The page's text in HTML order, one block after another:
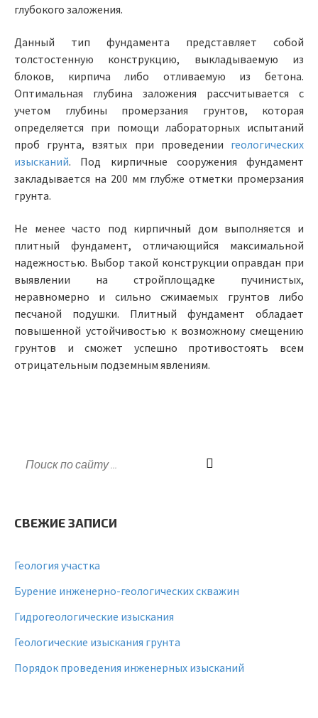
глубокого заложения.
Данный тип фундамента представляет собой
толстостенную конструкцию, выкладываемую из
блоков, кирпича либо отливаемую из бетона.
Оптимальная глубина заложения рассчитывается с
учетом глубины промерзания грунтов, которая
определяется при помощи лабораторных испытаний
проб грунта, взятых при проведении геологических
изысканий. Под кирпичные сооружения фундамент
закладывается на 200 мм глубже отметки промерзания
грунта.
Не менее часто под кирпичный дом выполняется и
плитный фундамент, отличающийся максимальной
надежностью. Выбор такой конструкции оправдан при
выявлении на стройплощадке пучинистых,
неравномерно и сильно сжимаемых грунтов либо
песчаной подушки. Плитный фундамент обладает
повышенной устойчивостью к возможному смещению
грунтов и сможет успешно противостоять всем
отрицательным подземным явлениям.
СВЕЖИЕ ЗАПИСИ
Геология участка
Бурение инженерно-геологических скважин
Гидрогеологические изыскания
Геологические изыскания грунта
Порядок проведения инженерных изысканий